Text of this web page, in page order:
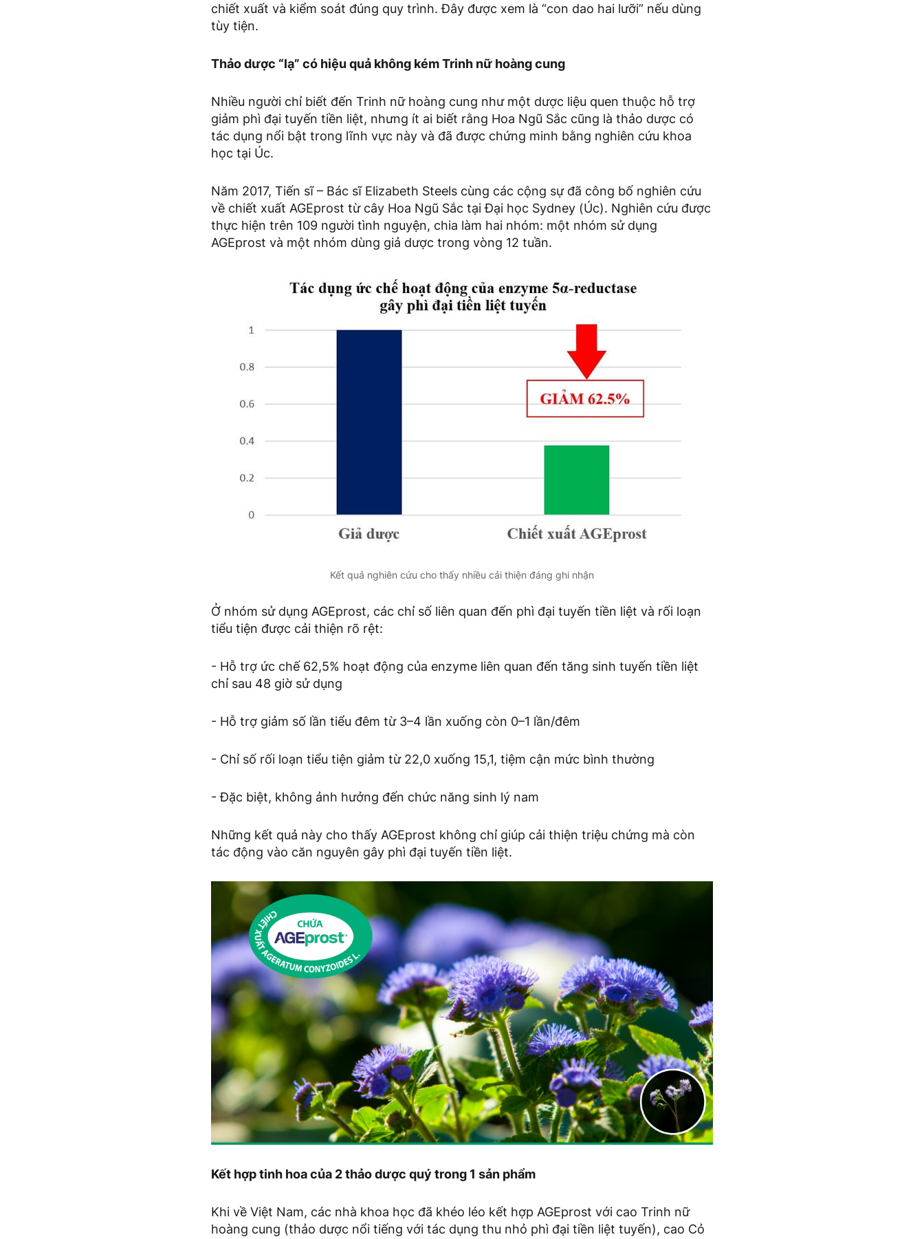
chiết xuất và kiểm soát đúng quy trình. Đây được xem là “con dao hai lưỡi” nếu dùng
tùy tiện.
Thảo dược “lạ” có hiệu quả không kém Trinh nữ hoàng cung
Nhiều người chỉ biết đến Trinh nữ hoàng cung như một dược liệu quen thuộc hỗ trợ
giảm phì đại tuyến tiền liệt, nhưng ít ai biết rằng Hoa Ngũ Sắc cũng là thảo dược có
tác dụng nổi bật trong lĩnh vực này và đã được chứng minh bằng nghiên cứu khoa
học tại Úc.
Năm 2017, Tiến sĩ – Bác sĩ Elizabeth Steels cùng các cộng sự đã công bố nghiên cứu
về chiết xuất AGEprost từ cây Hoa Ngũ Sắc tại Đại học Sydney (Úc). Nghiên cứu được
thực hiện trên 109 người tình nguyện, chia làm hai nhóm: một nhóm sử dụng
AGEprost và một nhóm dùng giả dược trong vòng 12 tuần.
Kết quả nghiên cứu cho thấy nhiều cải thiện đáng ghi nhận
Ở nhóm sử dụng AGEprost, các chỉ số liên quan đến phì đại tuyến tiền liệt và rối loạn
tiểu tiện được cải thiện rõ rệt:
- Hỗ trợ ức chế 62,5% hoạt động của enzyme liên quan đến tăng sinh tuyến tiền liệt
chỉ sau 48 giờ sử dụng
- Hỗ trợ giảm số lần tiểu đêm từ 3–4 lần xuống còn 0–1 lần/đêm
- Chỉ số rối loạn tiểu tiện giảm từ 22,0 xuống 15,1, tiệm cận mức bình thường
- Đặc biệt, không ảnh hưởng đến chức năng sinh lý nam
Những kết quả này cho thấy AGEprost không chỉ giúp cải thiện triệu chứng mà còn
tác động vào căn nguyên gây phì đại tuyến tiền liệt.
Kết hợp tinh hoa của 2 thảo dược quý trong 1 sản phẩm
Khi về Việt Nam, các nhà khoa học đã khéo léo kết hợp AGEprost với cao Trinh nữ
hoàng cung (thảo dược nổi tiếng với tác dụng thu nhỏ phì đại tiền liệt tuyến), cao Cỏ